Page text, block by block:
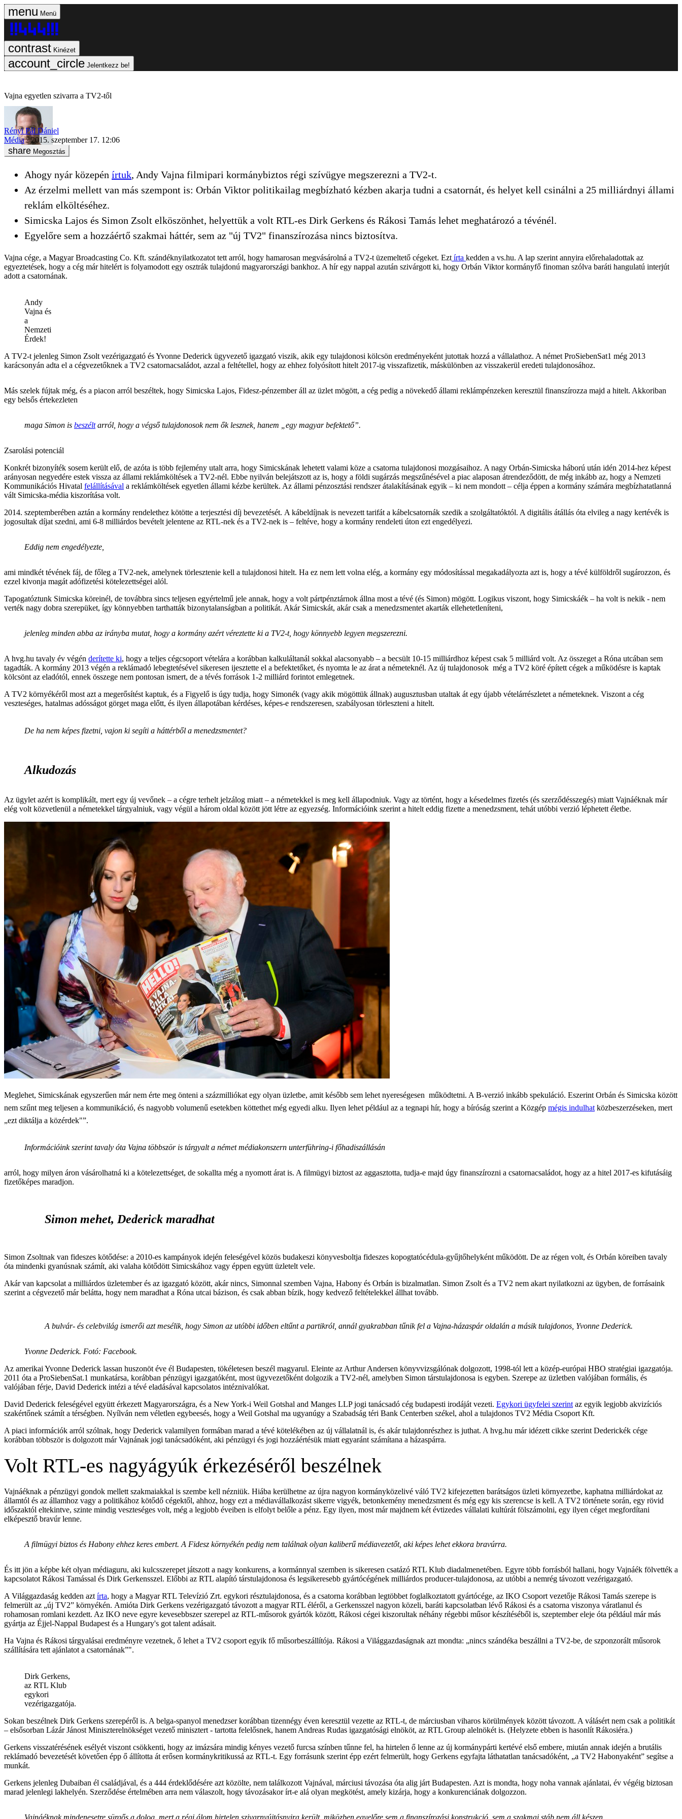
Menü
Kinézet
Jelentkezz be!
Vajna egyetlen szivarra a TV2-től
Rényi Pál Dániel
Média
2015. szeptember 17. 12:06
Megosztás
Ahogy nyár közepén írtuk, Andy Vajna filmipari kormánybiztos régi szívügye megszerezni a TV2-t.
Az érzelmi mellett van más szempont is: Orbán Viktor politikailag megbízható kézben akarja tudni a csatornát, és helyet kell csinálni a 25 milliárdnyi állami
reklám elköltéséhez.
Simicska Lajos és Simon Zsolt elköszönhet, helyettük a volt RTL-es Dirk Gerkens és Rákosi Tamás lehet meghatározó a tévénél.
Egyelőre sem a hozzáértő szakmai háttér, sem az "új TV2" finanszírozása nincs biztosítva.
Vajna cége, a Magyar Broadcasting Co. Kft. szándéknyilatkozatot tett arról, hogy hamarosan megvásárolná a TV2-t üzemeltető cégeket. Ezt írta kedden a vs.hu. A lap szerint annyira előrehaladottak az
egyeztetések, hogy a cég már hitelért is folyamodott egy osztrák tulajdonú magyarországi bankhoz. A hír egy nappal azután szivárgott ki, hogy Orbán Viktor kormányfő finoman szólva baráti hangulatú interjút
adott a csatornának.
Andy
Vajna és
a
Nemzeti
Érdek!
A TV2-t jelenleg Simon Zsolt vezérigazgató és Yvonne Dederick ügyvezető igazgató viszik, akik egy tulajdonosi kölcsön eredményeként jutottak hozzá a vállalathoz. A német ProSiebenSat1 még 2013
karácsonyán adta el a cégvezetőknek a TV2 csatornacsaládot, azzal a feltétellel, hogy az ehhez folyósított hitelt 2017-ig visszafizetik, máskülönben az visszakerül eredeti tulajdonosához.
Más szelek fújtak még, és a piacon arról beszéltek, hogy Simicska Lajos, Fidesz-pénzember áll az üzlet mögött, a cég pedig a növekedő állami reklámpénzeken keresztül finanszírozza majd a hitelt. Akkoriban
egy belsős értekezleten
maga Simon is beszéltarról, hogy a végső tulajdonosok nem ők lesznek, hanem „egy magyar befektető”.
Zsarolási potenciál
Konkrét bizonyíték sosem került elő, de azóta is több fejlemény utalt arra, hogy Simicskának lehetett valami köze a csatorna tulajdonosi mozgásaihoz. A nagy Orbán-Simicska háború után idén 2014-hez képest
arányosan negyedére estek vissza az állami reklámköltések a TV2-nél. Ebbe nyilván belejátszott az is, hogy a földi sugárzás megszűnésével a piac alaposan átrendeződött, de még inkább az, hogy a Nemzeti
Kommunikációs Hivatal felállításával a reklámköltések egyetlen állami kézbe kerültek. Az állami pénzosztási rendszer átalakításának egyik – ki nem mondott – célja éppen a kormány számára megbízhatatlanná
vált Simicska-média kiszorítása volt.
2014. szeptemberében aztán a kormány rendelethez kötötte a terjesztési díj bevezetését. A kábeldíjnak is nevezett tarifát a kábelcsatornák szedik a szolgáltatóktól. A digitális átállás óta elvileg a nagy kertévék is
jogosultak díjat szedni, ami 6-8 milliárdos bevételt jelentene az RTL-nek és a TV2-nek is – feltéve, hogy a kormány rendeleti úton ezt engedélyezi.
Eddig nem engedélyezte,
ami mindkét tévének fáj, de főleg a TV2-nek, amelynek törlesztenie kell a tulajdonosi hitelt. Ha ez nem lett volna elég, a kormány egy módosítással megakadályozta azt is, hogy a tévé külföldről sugározzon, és
ezzel kivonja magát adófizetési kötelezettségei alól.
Tapogatóztunk Simicska köreinél, de továbbra sincs teljesen egyértelmű jele annak, hogy a volt pártpénztárnok állna most a tévé (és Simon) mögött. Logikus viszont, hogy Simicskáék – ha volt is nekik - nem
verték nagy dobra szerepüket, így könnyebben tarthatták bizonytalanságban a politikát. Akár Simicskát, akár csak a menedzsmentet akarták ellehetetleníteni,
jelenleg minden abba az irányba mutat, hogy a kormány azért véreztette ki a TV2-t, hogy könnyebb legyen megszerezni.
A hvg.hu tavaly év végén derítette ki, hogy a teljes cégcsoport vételára a korábban kalkuláltanál sokkal alacsonyabb – a becsült 10-15 milliárdhoz képest csak 5 milliárd volt. Az összeget a Róna utcában sem
tagadták. A kormány 2013 végén a reklámadó lebegtetésével sikeresen ijesztette el a befektetőket, és nyomta le az árat a németeknél. Az új tulajdonosok még a TV2 köré épített cégek a működésre is kaptak
kölcsönt az eladótól, ennek összege nem pontosan ismert, de a tévés források 1-2 milliárd forintot emlegetnek.
A TV2 környékéről most azt a megerősítést kaptuk, és a Figyelő is úgy tudja, hogy Simonék (vagy akik mögöttük állnak) augusztusban utaltak át egy újabb vételárrészletet a németeknek. Viszont a cég
veszteséges, hatalmas adósságot görget maga előtt, és ilyen állapotában kérdéses, képes-e rendszeresen, szabályosan törleszteni a hitelt.
De ha nem képes fizetni, vajon ki segíti a háttérből a menedzsmentet?
Alkudozás
Az ügylet azért is komplikált, mert egy új vevőnek – a cégre terhelt jelzálog miatt – a németekkel is meg kell állapodniuk. Vagy az történt, hogy a késedelmes fizetés (és szerződésszegés) miatt Vajnáéknak már
elég volt közvetlenül a németekkel tárgyalniuk, vagy végül a három oldal között jött létre az egyezség. Információink szerint a hitelt eddig fizette a menedzsment, tehát utóbbi verzió léphetett életbe.
Meglehet, Simicskának egyszerűen már nem érte meg önteni a százmilliókat egy olyan üzletbe, amit később sem lehet nyereségesen működtetni. A B-verzió inkább spekuláció. Eszerint Orbán és Simicska között
nem szűnt meg teljesen a kommunikáció, és nagyobb volumenű esetekben köttethet még egyedi alku. Ilyen lehet például az a tegnapi hír, hogy a bíróság szerint a Közgép mégis indulhat közbeszerzéseken, mert
„ezt diktálja a közérdek"”.
Információink szerint tavaly óta Vajna többször is tárgyalt a német médiakonszern unterführing-i főhadiszállásán
arról, hogy milyen áron vásárolhatná ki a kötelezettséget, de sokallta még a nyomott árat is. A filmügyi biztost az aggasztotta, tudja-e majd úgy finanszírozni a csatornacsaládot, hogy az a hitel 2017-es kifutásáig
fizetőképes maradjon.
Simon mehet, Dederick maradhat
Simon Zsoltnak van fideszes kötődése: a 2010-es kampányok idején feleségével közös budakeszi könyvesboltja fideszes kopogtatócédula-gyűjtőhelyként működött. De az régen volt, és Orbán köreiben tavaly
óta mindenki gyanúsnak számít, aki valaha kötődött Simicskához vagy éppen együtt üzletelt vele.
Akár van kapcsolat a milliárdos üzletember és az igazgató között, akár nincs, Simonnal szemben Vajna, Habony és Orbán is bizalmatlan. Simon Zsolt és a TV2 nem akart nyilatkozni az ügyben, de forrásaink
szerint a cégvezető már belátta, hogy nem maradhat a Róna utcai bázison, és csak abban bízik, hogy kedvező feltételekkel állhat tovább.
A bulvár- és celebvilág ismerői azt mesélik, hogy Simon az utóbbi időben eltűnt a partikról, annál gyakrabban tűnik fel a Vajna-házaspár oldalán a másik tulajdonos, Yvonne Dederick.
Yvonne Dederick. Fotó: Facebook.
Az amerikai Yvonne Dederick lassan huszonöt éve él Budapesten, tökéletesen beszél magyarul. Eleinte az Arthur Andersen könyvvizsgálónak dolgozott, 1998-tól lett a közép-európai HBO stratégiai igazgatója.
2011 óta a ProSiebenSat.1 munkatársa, korábban pénzügyi igazgatóként, most ügyvezetőként dolgozik a TV2-nél, amelyben Simon társtulajdonosa is egyben. Szerepe az üzletben valójában formális, és
valójában férje, David Dederick intézi a tévé eladásával kapcsolatos intéznivalókat.
David Dederick feleségével együtt érkezett Magyarországra, és a New York-i Weil Gotshal and Manges LLP jogi tanácsadó cég budapesti irodáját vezeti. Egykori ügyfelei szerint az egyik legjobb akvizíciós
szakértőnek számít a térségben. Nyílván nem véletlen egybeesés, hogy a Weil Gotshal ma ugyanúgy a Szabadság téri Bank Centerben székel, ahol a tulajdonos TV2 Média Csoport Kft.
A piaci információk arról szólnak, hogy Dederick valamilyen formában marad a tévé kötelékében az új vállalatnál is, és akár tulajdonrészhez is juthat. A hvg.hu már idézett cikke szerint Dederickék cége
korábban többször is dolgozott már Vajnának jogi tanácsadóként, aki pénzügyi és jogi hozzáértésük miatt egyaránt számítana a házaspárra.
Volt RTL-es nagyágyúk érkezéséről beszélnek
Vajnáéknak a pénzügyi gondok mellett szakmaiakkal is szembe kell nézniük. Hiába kerülhetne az újra nagyon kormányközelivé váló TV2 kifejezetten barátságos üzleti környezetbe, kaphatna milliárdokat az
államtól és az államhoz vagy a politikához kötődő cégektől, ahhoz, hogy ezt a médiavállalkozást sikerre vigyék, betonkemény menedzsment és még egy kis szerencse is kell. A TV2 története során, egy rövid
időszaktól eltekintve, szinte mindig veszteséges volt, még a legjobb éveiben is elfolyt belőle a pénz. Egy ilyen, most már majdnem két évtizedes vállalati kultúrát fölszámolni, egy ilyen céget megfordítani
elképesztő bravúr lenne.
A filmügyi biztos és Habony ehhez keres embert. A Fidesz környékén pedig nem találnak olyan kaliberű médiavezetőt, aki képes lehet ekkora bravúrra.
És itt jön a képbe két olyan médiaguru, aki kulcsszerepet játszott a nagy konkurens, a kormánnyal szemben is sikeresen csatázó RTL Klub diadalmenetében. Egyre több forrásból hallani, hogy Vajnáék fölvették a
kapcsolatot Rákosi Tamással és Dirk Gerkensszel. Előbbi az RTL alapító társtulajdonosa és legsikeresebb gyártócégének milliárdos producer-tulajdonosa, az utóbbi a nemrég távozott vezérigazgató.
A Világgazdaság kedden azt írta, hogy a Magyar RTL Televízió Zrt. egykori résztulajdonosa, és a csatorna korábban legtöbbet foglalkoztatott gyártócége, az IKO Csoport vezetője Rákosi Tamás szerepe is
felmerült az „új TV2” környékén. Amióta Dirk Gerkens vezérigazgató távozott a magyar RTL éléről, a Gerkensszel nagyon közeli, baráti kapcsolatban lévő Rákosi és a csatorna viszonya váratlanul és
rohamosan romlani kezdett. Az IKO neve egyre kevesebbszer szerepel az RTL-műsorok gyártók között, Rákosi cégei kiszorultak néhány régebbi műsor készítéséből is, szeptember eleje óta például már más
gyártja az Éjjel-Nappal Budapest és a Hungary's got talent adásait.
Ha Vajna és Rákosi tárgyalásai eredményre vezetnek, ő lehet a TV2 csoport egyik fő műsorbeszállítója. Rákosi a Világgazdaságnak azt mondta: „nincs szándéka beszállni a TV2-be, de szponzorált műsorok
szállítására tett ajánlatot a csatornának”".
Dirk Gerkens,
az RTL Klub
egykori
vezérigazgatója.
Sokan beszélnek Dirk Gerkens szerepéről is. A belga-spanyol menedzser korábban tizennégy éven keresztül vezette az RTL-t, de márciusban viharos körülmények között távozott. A válásért nem csak a politikát
– elsősorban Lázár Jánost Miniszterelnökséget vezető minisztert - tartotta felelősnek, hanem Andreas Rudas igazgatósági elnököt, az RTL Group alelnökét is. (Helyzete ebben is hasonlít Rákosiéra.)
Gerkens visszatérésének esélyét viszont csökkenti, hogy az imázsára mindig kényes vezető furcsa színben tűnne fel, ha hirtelen ő lenne az új kormánypárti kertévé első embere, miután annak idején a brutális
reklámadó bevezetését követően épp ő állította át erősen kormánykritikussá az RTL-t. Egy forrásunk szerint épp ezért felmerült, hogy Gerkens egyfajta láthatatlan tanácsadóként, „a TV2 Habonyaként” segítse a
munkát.
Gerkens jelenleg Dubaiban él családjával, és a 444 érdeklődésére azt közölte, nem találkozott Vajnával, márciusi távozása óta alig járt Budapesten. Azt is mondta, hogy noha vannak ajánlatai, év végéig biztosan
marad jelenlegi lakhelyén. Szerződése értelmében arra nem válaszolt, hogy távozásakor írt-e alá olyan megkötést, amely kizárja, hogy a konkurenciának dolgozzon.